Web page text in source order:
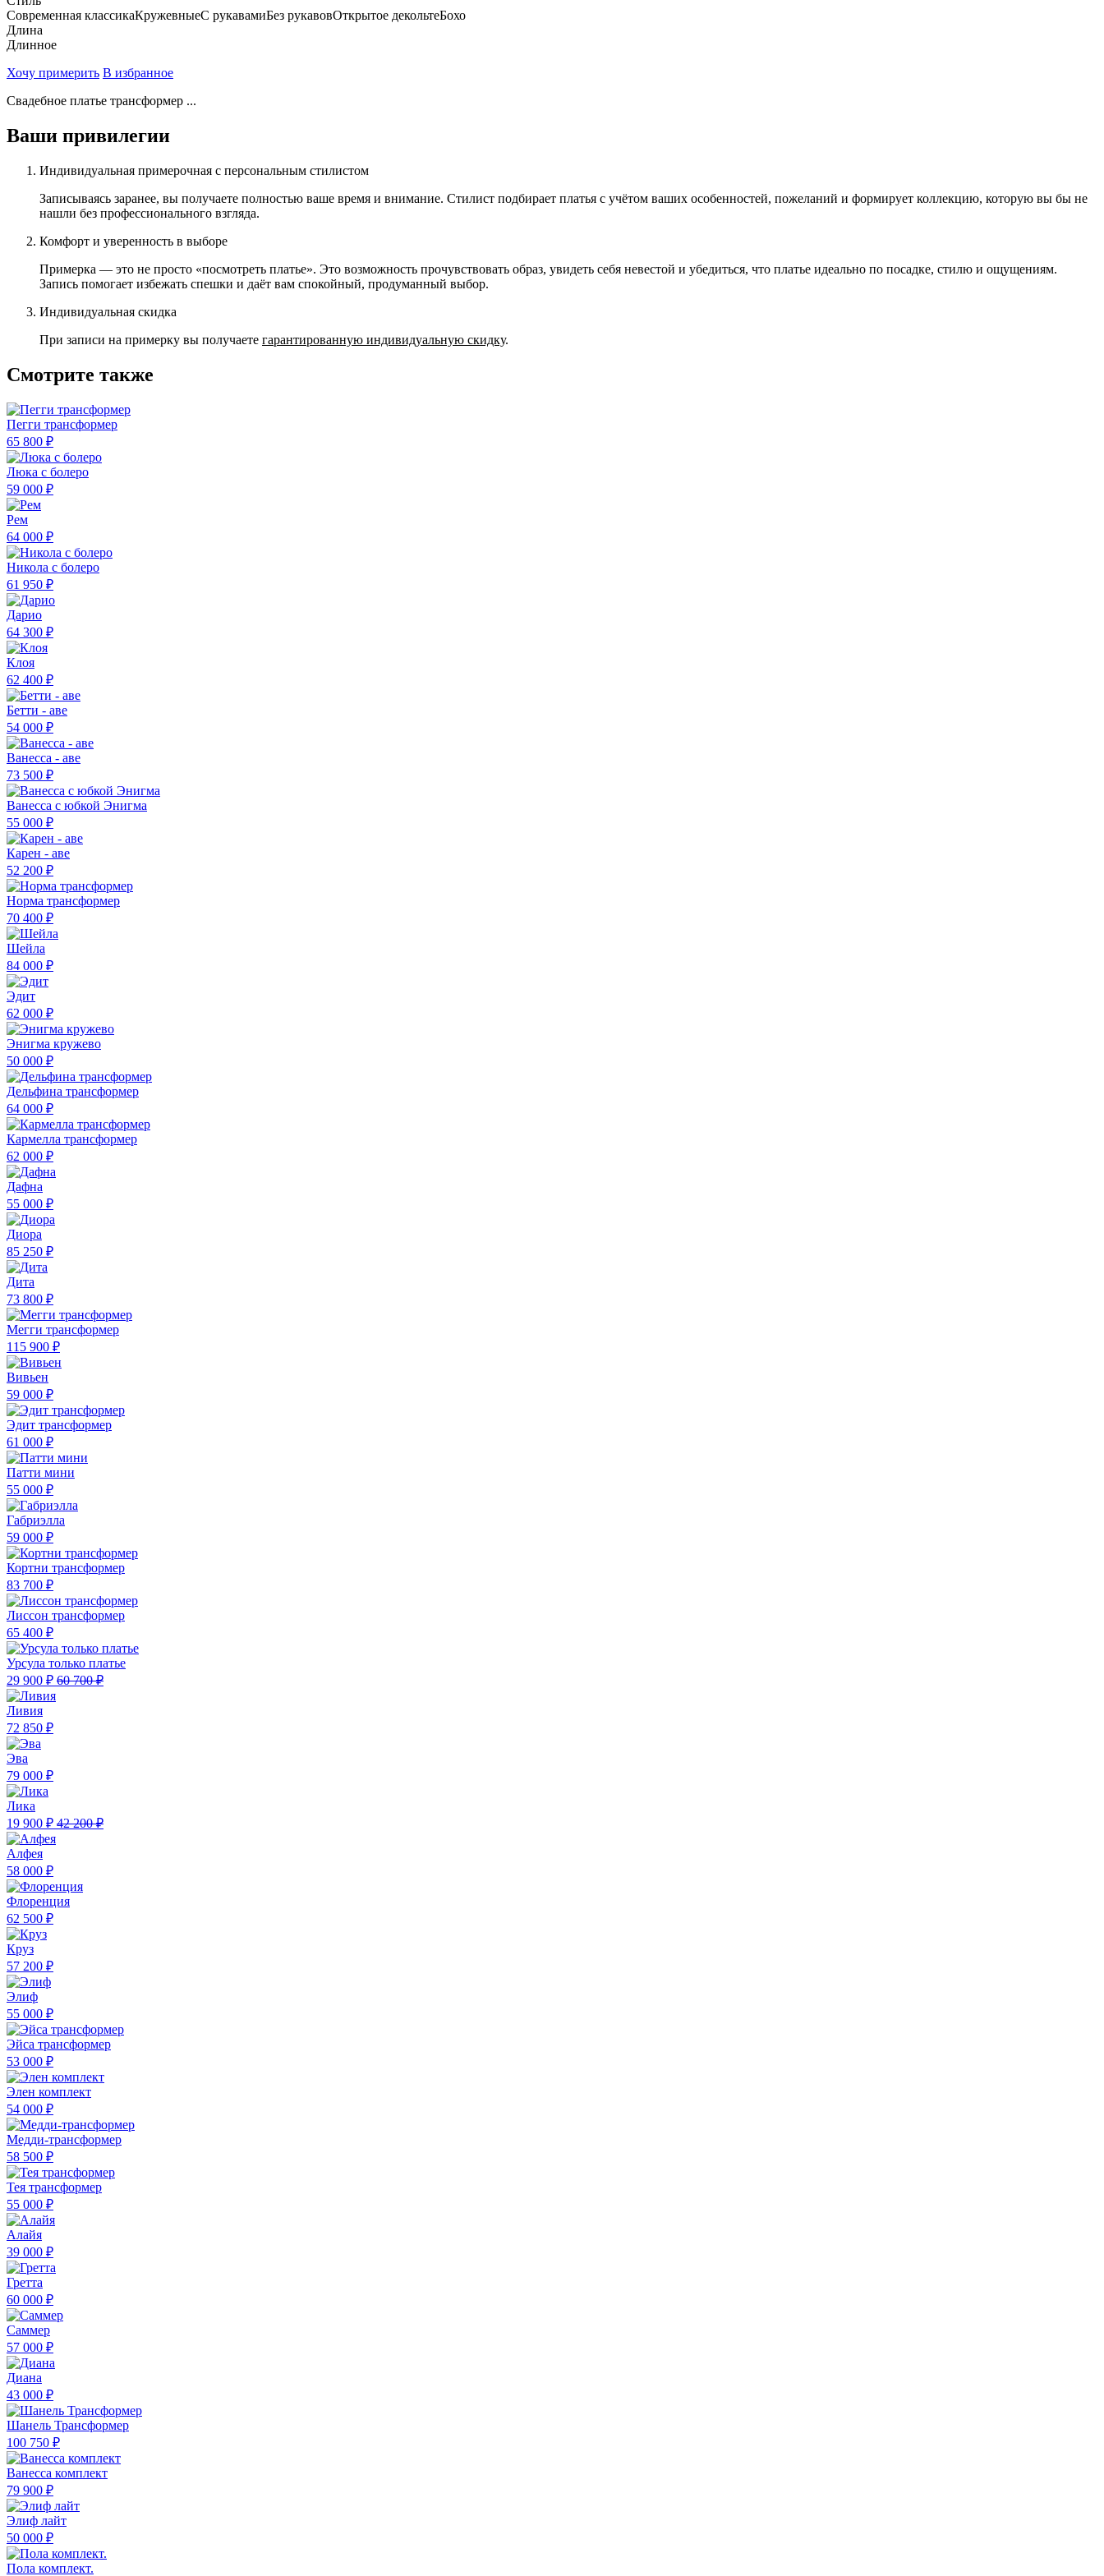
Современная классикаКружевныеС рукавамиБез рукавовОткрытое декольтеБохо
Длина
Длинное
Хочу примерить В избранное
Свадебное платье трансформер ...
Ваши привилегии
Индивидуальная примерочная с персональным стилистом
Записываясь заранее, вы получаете полностью ваше время и внимание. Стилист подбирает платья с учётом ваших особенностей, пожеланий и формирует коллекцию, которую вы бы не
нашли без профессионального взгляда.
Комфорт и уверенность в выборе
Примерка — это не просто «посмотреть платье». Это возможность прочувствовать образ, увидеть себя невестой и убедиться, что платье идеально по посадке, стилю и ощущениям.
Запись помогает избежать спешки и даёт вам спокойный, продуманный выбор.
Индивидуальная скидка
При записи на примерку вы получаете гарантированную индивидуальную скидку.
Смотрите также
Пегги трансформер
65 800 ₽
Люка с болеро
59 000 ₽
Рем
64 000 ₽
Никола с болеро
61 950 ₽
Дарио
64 300 ₽
Клоя
62 400 ₽
Бетти - аве
54 000 ₽
Ванесса - аве
73 500 ₽
Ванесса с юбкой Энигма
55 000 ₽
Карен - аве
52 200 ₽
Норма трансформер
70 400 ₽
Шейла
84 000 ₽
Эдит
62 000 ₽
Энигма кружево
50 000 ₽
Дельфина трансформер
64 000 ₽
Кармелла трансформер
62 000 ₽
Дафна
55 000 ₽
Диора
85 250 ₽
Дита
73 800 ₽
Мегги трансформер
115 900 ₽
Вивьен
59 000 ₽
Эдит трансформер
61 000 ₽
Патти мини
55 000 ₽
Габриэлла
59 000 ₽
Кортни трансформер
83 700 ₽
Лиссон трансформер
65 400 ₽
Урсула только платье
29 900 ₽ 60 700 ₽
Ливия
72 850 ₽
Эва
79 000 ₽
Лика
19 900 ₽ 42 200 ₽
Алфея
58 000 ₽
Флоренция
62 500 ₽
Круз
57 200 ₽
Элиф
55 000 ₽
Эйса трансформер
53 000 ₽
Элен комплект
54 000 ₽
Медди-трансформер
58 500 ₽
Тея трансформер
55 000 ₽
Алайя
39 000 ₽
Гретта
60 000 ₽
Саммер
57 000 ₽
Диана
43 000 ₽
Шанель Трансформер
100 750 ₽
Ванесса комплект
79 900 ₽
Элиф лайт
50 000 ₽
Пола комплект.